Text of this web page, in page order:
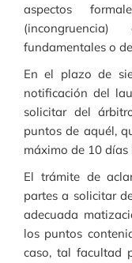
aspectos
fundamentales o
En el plazo de
notificación del
solicitar del
puntos de aquél,
máximo de 10 días
El trámite de
partes a solicitar
adecuada
los puntos
caso, tal facultad